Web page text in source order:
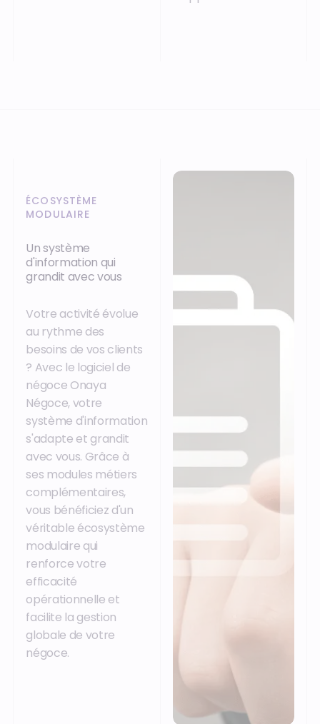
ÉCOSYSTÈME
MODULAIRE
Un système
d'information qui
grandit avec vous
Votre activité évolue
au rythme des
besoins de vos clients
? Avec le logiciel de
négoce Onaya
Négoce, votre
système d'information
s'adapte et grandit
avec vous. Grâce à
ses modules métiers
complémentaires,
vous bénéficiez d'un
véritable écosystème
modulaire qui
renforce votre
efficacité
opérationnelle et
facilite la gestion
globale de votre
négoce.